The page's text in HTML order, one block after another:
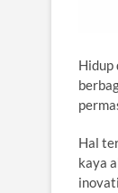
Hidup
Hal
kaya